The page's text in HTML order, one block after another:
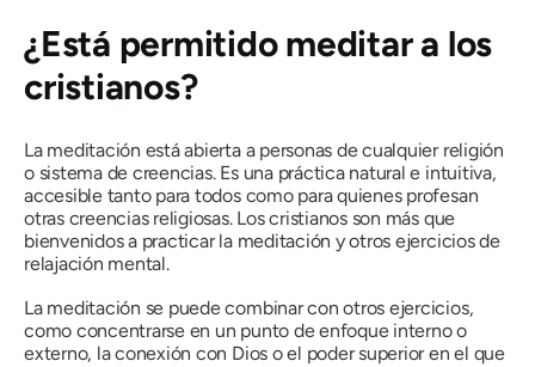
¿Está permitido meditar a los
cristianos?
La meditación está abierta a personas de cualquier religión
o sistema de creencias. Es una práctica natural e intuitiva,
accesible tanto para todos como para quienes profesan
otras creencias religiosas. Los cristianos son más que
bienvenidos a practicar la meditación y otros ejercicios de
relajación mental.
La meditación se puede combinar con otros ejercicios,
como concentrarse en un punto de enfoque interno o
externo, la conexión con Dios o el poder superior en el que